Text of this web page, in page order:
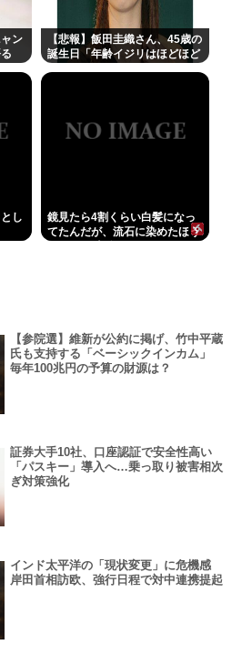
ン
る
【悲報】飯田圭織さん、45歳の
誕生日「年齢イジリはほどほど
し
鏡見たら4割くらい白髪になっ
てたんだが、流石に染めたほう
【参院選】維新が公約に掲げ、竹中平蔵
氏も支持する「ベーシックインカム」
毎年100兆円の予算の財源は？
証券大手10社、口座認証で安全性高い
「パスキー」導入へ…乗っ取り被害相次
ぎ対策強化
インド太平洋の「現状変更」に危機感
岸田首相訪欧、強行日程で対中連携提起